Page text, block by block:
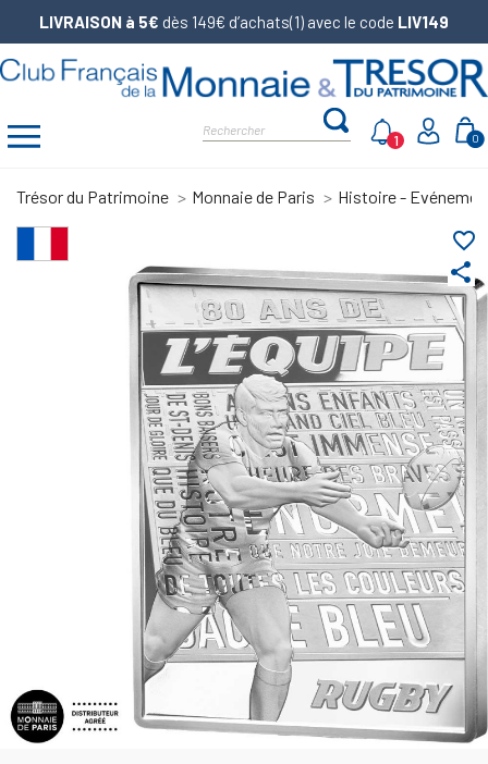
LIVRAISON à 5€ dès 149€ d’achats(1) avec le code LIV149
0
1
Trésor du Patrimoine Monnaie de Paris Histoire -
share
favorite_border